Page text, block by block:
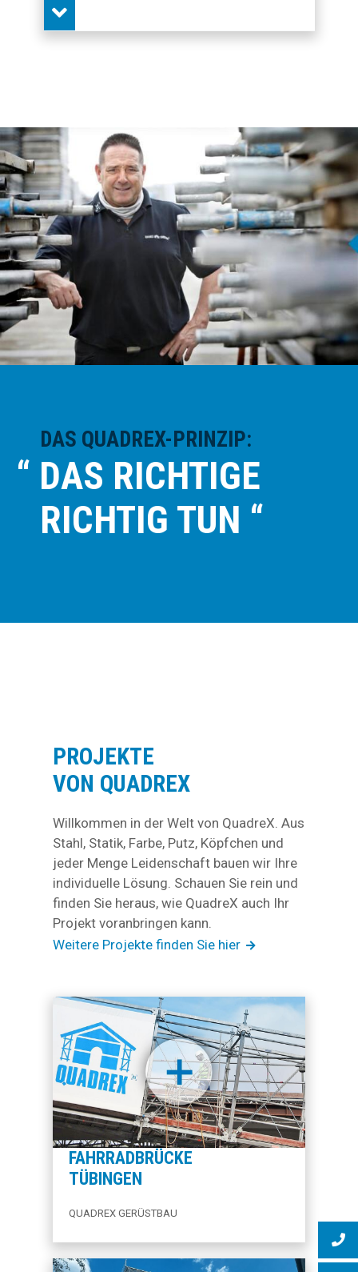
DAS QUADREX-PRINZIP:
“ DAS RICHTIGE
RICHTIG TUN “
PROJEKTE
VON QUADREX
Willkommen in der Welt von QuadreX. Aus
Stahl, Statik, Farbe, Putz, Köpfchen und
jeder Menge Leidenschaft bauen wir Ihre
individuelle Lösung. Schauen Sie rein und
finden Sie heraus, wie QuadreX auch Ihr
Projekt voranbringen kann.
Weitere Projekte finden Sie hier
FAHRRADBRÜCKE
TÜBINGEN
QUADREX GERÜSTBAU